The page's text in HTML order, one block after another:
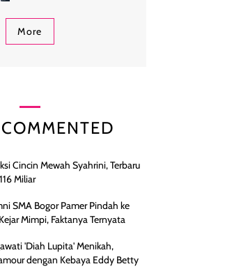
More
Cincin Mewah Syahrini, Terbaru
Miliar
SMA Bogor Pamer Pindah ke
Mimpi, Faktanya Ternyata
'Diah Lupita' Menikah,
dengan Kebaya Eddy Betty